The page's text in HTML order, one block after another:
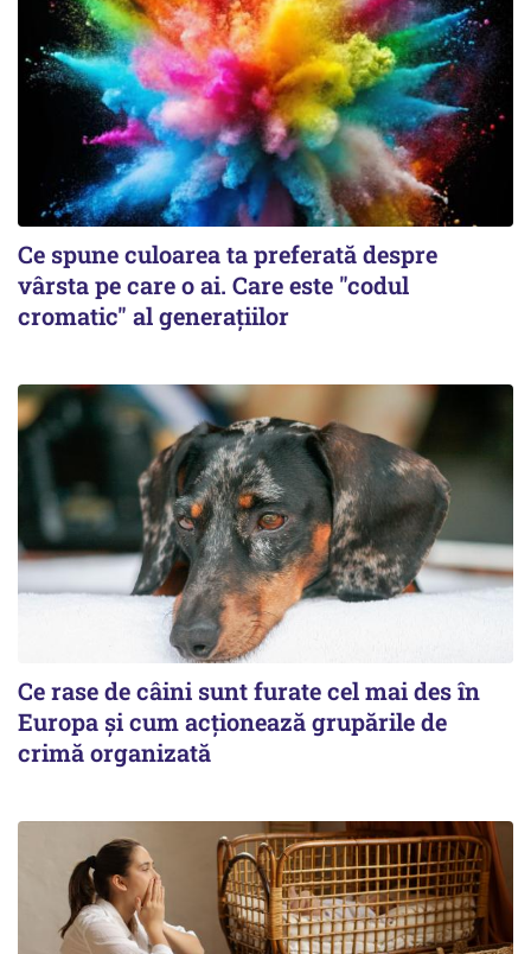
Ce spune culoarea ta preferată despre
vârsta pe care o ai. Care este "codul
cromatic" al generațiilor
Ce rase de câini sunt furate cel mai des în
Europa și cum acționează grupările de
crimă organizată